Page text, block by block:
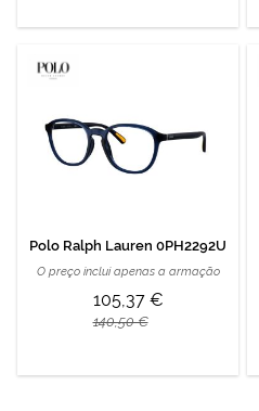
Polo Ralph Lauren 0PH2292U
O preço inclui apenas a armação
105,37 €
140,50 €